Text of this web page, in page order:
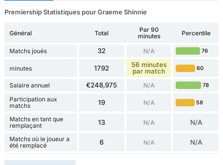
Premiership Statistiques pour Graeme Shinnie
Général Total
Par 90
minutes
Percentile
Matchs joués 32 N/A 76
minutes 1792
56 minutes
par match
60
Salaire annuel €248,975 N/A 78
Participation aux
matchs
19 N/A 58
Matchs en tant que
remplaçant
13 N/A N/A
Matchs où le joueur a
été remplacé
6 N/A N/A